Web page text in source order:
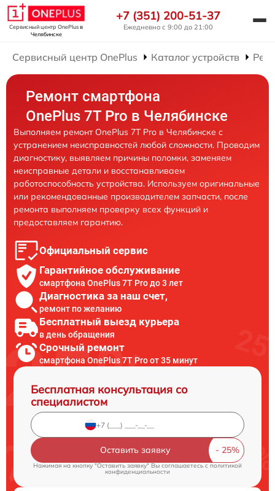
Сервисный центр OnePlusв
Челябинске
+7 (351) 200-51-37
Ежедневно с 9:00 до 21:00
Сервисный центр OnePlus Каталог устройств
Ремонт смартфона
OnePlus 7T Pro в Челябинске
Выполняем ремонт OnePlus 7T Pro в Челябинске с
устранением неисправностей любой сложности. Проводим
диагностику, выявляем причины поломки, заменяем
неисправные детали и восстанавливаем
работоспособность устройства. Используем оригинальные
или рекомендованные производителем запчасти, после
ремонта выполняем проверку всех функций и
предоставляем гарантию.
Официальный сервис
Гарантийное обслуживание
смартфона OnePlus 7T Pro до 3 лет
Диагностика за наш счет,
ремонт по желанию
Бесплатный выезд курьера
в день обращения
Срочный ремонт
смартфона OnePlus 7T Pro от 35 минут
Бесплатная консультация со
специалистом
Оставить заявку
Нажимая на кнопку "Оставить заявку" Вы соглашаетесь c политикой
конфиденциальности